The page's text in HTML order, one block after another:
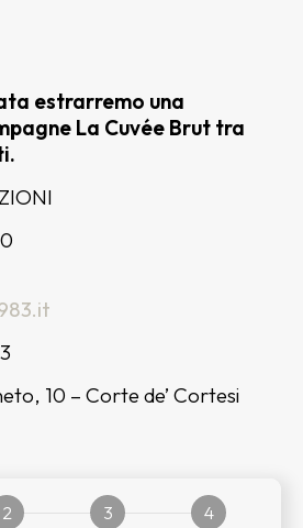
estrarremo una
La Cuvée Brut tra
10 – Corte de’ Cortesi
2 3 4